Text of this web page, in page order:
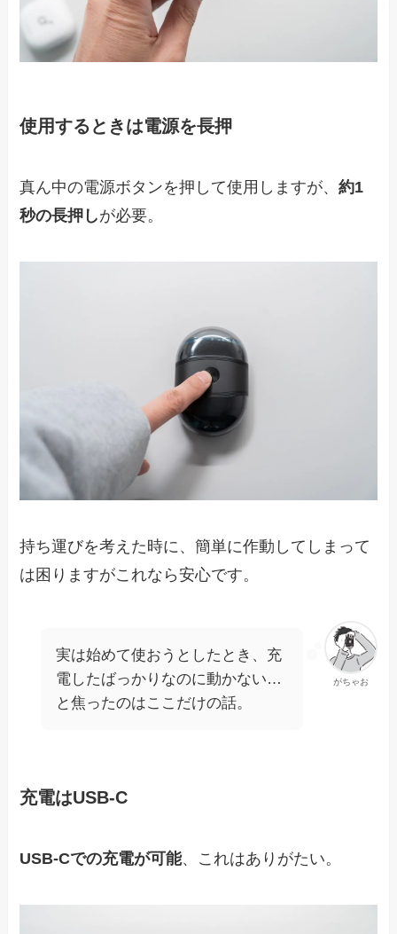
使用するときは電源を長押
真ん中の電源ボタンを押して使用しますが、約1
秒の長押しが必要。
持ち運びを考えた時に、簡単に作動してしまって
は困りますがこれなら安心です。
がちゃお
実は始めて使おうとしたとき、充
電したばっかりなのに動かない…
と焦ったのはここだけの話。
充電はUSB-C
USB-Cでの充電が可能、これはありがたい。